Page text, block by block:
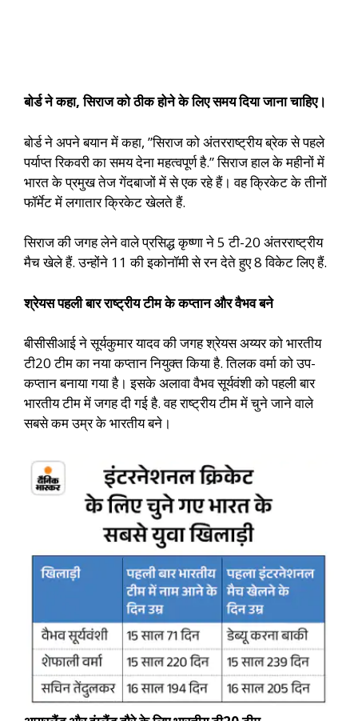
बोर्ड ने कहा, सिराज को ठीक होने के लिए समय दिया जाना चाहिए।
बोर्ड ने अपने बयान में कहा, ”सिराज को अंतरराष्ट्रीय ब्रेक से पहले
पर्याप्त रिकवरी का समय देना महत्वपूर्ण है.” सिराज हाल के महीनों में
भारत के प्रमुख तेज गेंदबाजों में से एक रहे हैं। वह क्रिकेट के तीनों
फॉर्मेट में लगातार क्रिकेट खेलते हैं.
सिराज की जगह लेने वाले प्रसिद्ध कृष्णा ने 5 टी-20 अंतरराष्ट्रीय
मैच खेले हैं. उन्होंने 11 की इकोनॉमी से रन देते हुए 8 विकेट लिए हैं.
श्रेयस पहली बार राष्ट्रीय टीम के कप्तान और वैभव बने
बीसीसीआई ने सूर्यकुमार यादव की जगह श्रेयस अय्यर को भारतीय
टी20 टीम का नया कप्तान नियुक्त किया है. तिलक वर्मा को उप-
कप्तान बनाया गया है। इसके अलावा वैभव सूर्यवंशी को पहली बार
भारतीय टीम में जगह दी गई है. वह राष्ट्रीय टीम में चुने जाने वाले
सबसे कम उम्र के भारतीय बने।